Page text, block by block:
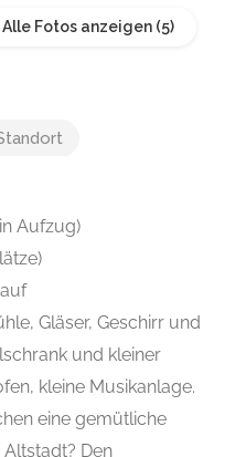
Alle Fotos anzeigen
Aufzug)
Gläser, Geschirr und
und kleiner
kleine Musikanlage.
eine gemütliche
Den